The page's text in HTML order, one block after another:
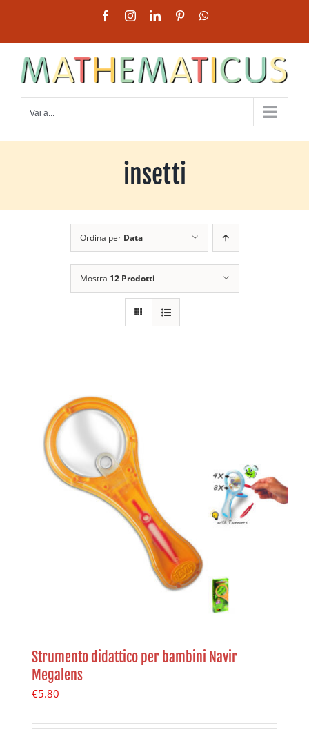
contenuto
FacebookInstagramLinkedInPinterest
Vai a...
insetti
Ordina per Data
Mostra 12 Prodotti
Strumento didattico per bambini Navir
Megalens
€5.80